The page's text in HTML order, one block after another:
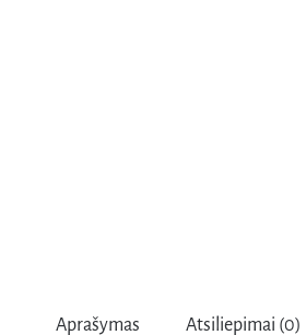
Aprašymas Atsiliepimai (0)